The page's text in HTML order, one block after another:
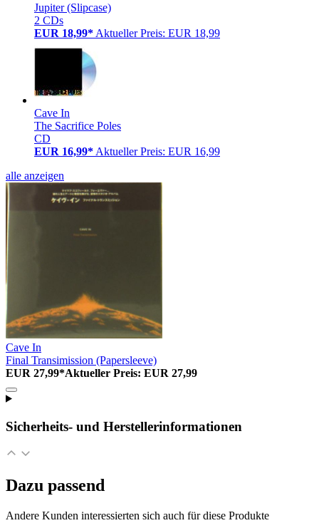
Jupiter (Slipcase)
2 CDs
EUR 18,99* Aktueller Preis: EUR 18,99
Cave In
The Sacrifice Poles
CD
EUR 16,99* Aktueller Preis: EUR 16,99
alle anzeigen
Cave In
Final Transimission (Papersleeve)
EUR 27,99*Aktueller Preis: EUR 27,99
Sicherheits- und Herstellerinformationen
Dazu passend
Andere Kunden interessierten sich auch für diese Produkte